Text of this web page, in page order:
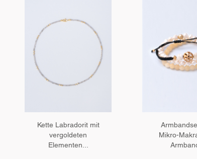
Kette Labradorit mit
vergoldeten
Elementen...
Mikro-